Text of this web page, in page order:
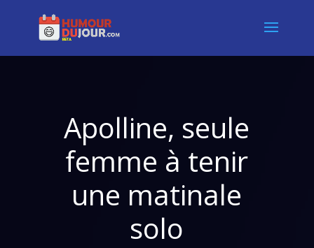
Apolline, seule
femme à tenir
une matinale
solo